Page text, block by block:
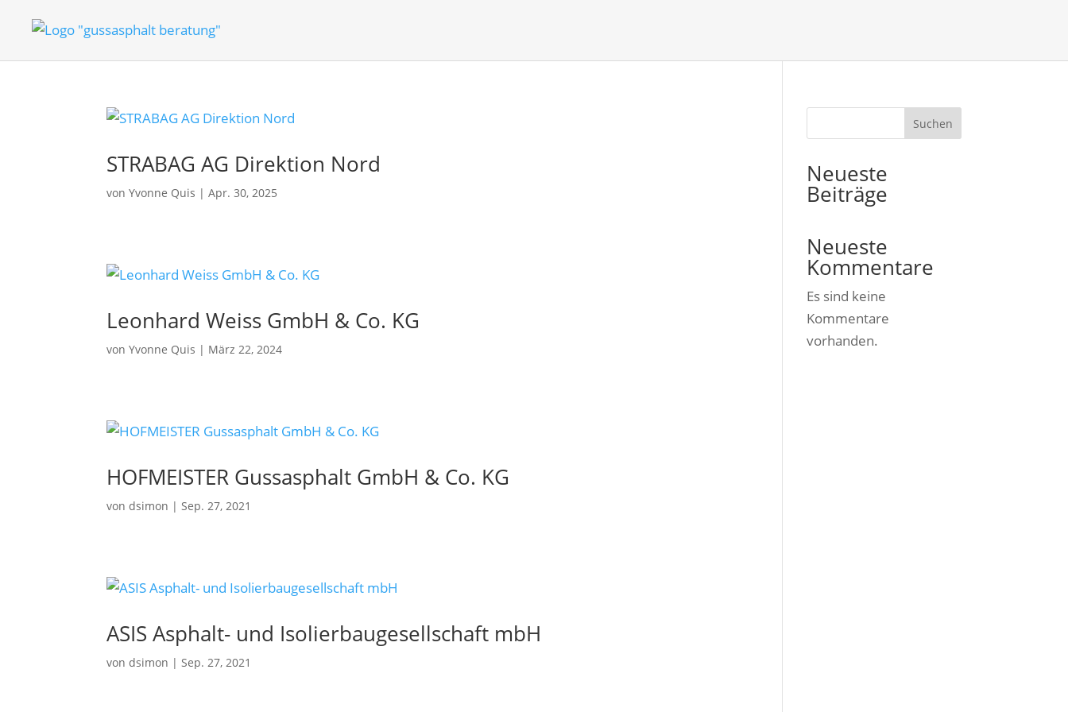
STRABAG AG Direktion Nord
vonYvonne Quis |Apr. 30, 2025
Leonhard Weiss GmbH & Co. KG
vonYvonne Quis | März 22, 2024
HOFMEISTER Gussasphalt GmbH & Co. KG
vondsimon |Sep. 27, 2021
ASIS Asphalt- und Isolierbaugesellschaft mbH
vondsimon |Sep. 27, 2021
Suchen
Neueste
Beiträge
Neueste
Kommentare
Es sind keine
Kommentare
vorhanden.